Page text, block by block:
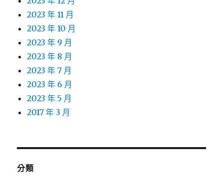
2023 年 11 月
2023 年 10 月
2023 年 9 月
2023 年 8 月
2023 年 7 月
2023 年 6 月
2023 年 5 月
2017 年 3 月
分類